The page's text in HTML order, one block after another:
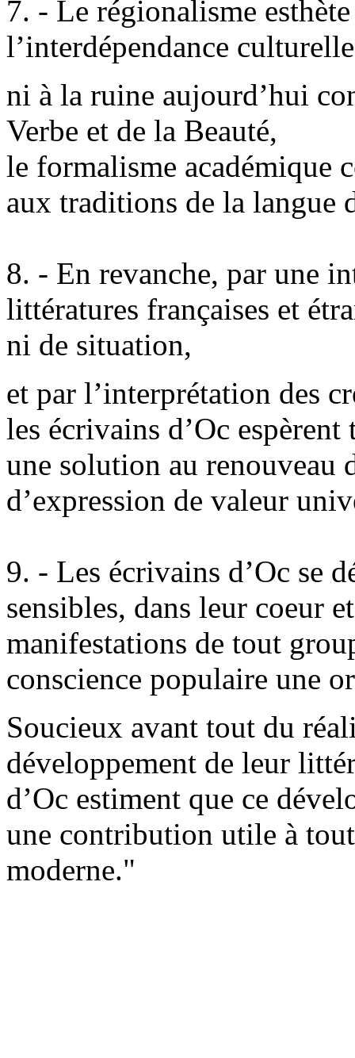
7. - Le régionalisme
l’interdépendance
ni à la ruine aujourd’hui
Verbe et de la Beauté,
le formalisme académique
aux traditions de la langue
8. - En revanche, par une
littératures françaises et
ni de situation,
et par l’interprétation des
les écrivains d’Oc
une solution au renouveau
d’expression de valeur
9. - Les écrivains d’Oc se
sensibles, dans leur coeur
manifestations de tout
conscience populaire une
Soucieux avant tout du
développement de leur
d’Oc estiment que ce
une contribution utile à
moderne."